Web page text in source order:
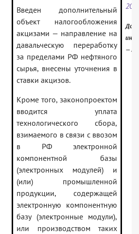
Введен дополнительный
объект налогообложения
акцизами — направление на
давальческую переработку
за пределами РФ нефтяного
сырья, внесены уточнения в
ставки акцизов.
Кроме того, законопроектом
вводится уплата
технологического сбора,
взимаемого в связи с ввозом
в РФ электронной
компонентной базы
(электронных модулей) и
(или) промышленной
продукции, содержащей
электронную компонентную
базу (электронные модули),
или производством таких
—